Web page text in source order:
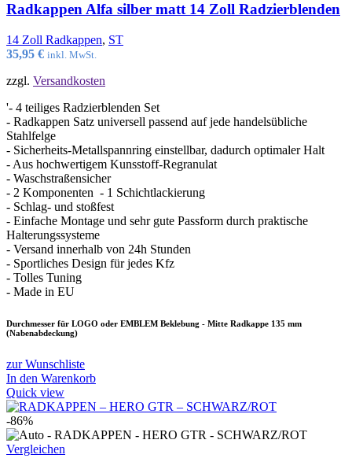
Radkappen Alfa silber matt 14 Zoll Radzierblenden
14 Zoll Radkappen, ST
35,95 € inkl. MwSt.
zzgl. Versandkosten
'- 4 teiliges Radzierblenden Set
- Radkappen Satz universell passend auf jede handelsübliche
Stahlfelge
- Sicherheits-Metallspannring einstellbar, dadurch optimaler Halt
- Aus hochwertigem Kunsstoff-Regranulat
- Waschstraßensicher
- 2 Komponenten - 1 Schichtlackierung
- Schlag- und stoßfest
- Einfache Montage und sehr gute Passform durch praktische
Halterungssysteme
- Versand innerhalb von 24h Stunden
- Sportliches Design für jedes Kfz
- Tolles Tuning
- Made in EU
Durchmesser für LOGO oder EMBLEM Beklebung - Mitte Radkappe 135 mm
(Nabenabdeckung)
zur Wunschliste
In den Warenkorb
Quick view
-86%
Vergleichen